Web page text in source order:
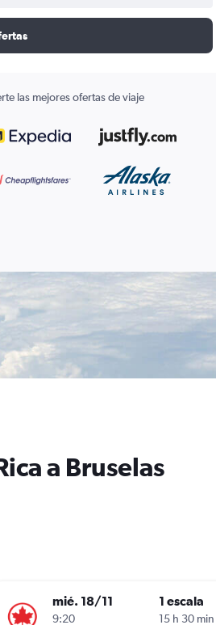
las mejores ofertas de viaje
a Bruselas
mié. 18/11
9:20
1 escala
15 h 30 min